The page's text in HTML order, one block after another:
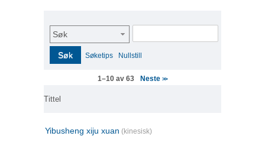
Søk
Søk Søketips Nullstill
1–10 av 63 Neste>>
Tittel
Yibusheng xiju xuan (kinesisk)